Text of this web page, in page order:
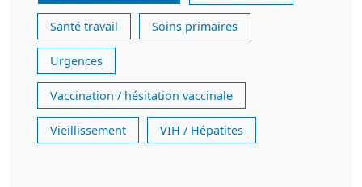
Santé travail Soins primaires
Urgences
Vaccination / hésitation vaccinale
Vieillissement VIH / Hépatites